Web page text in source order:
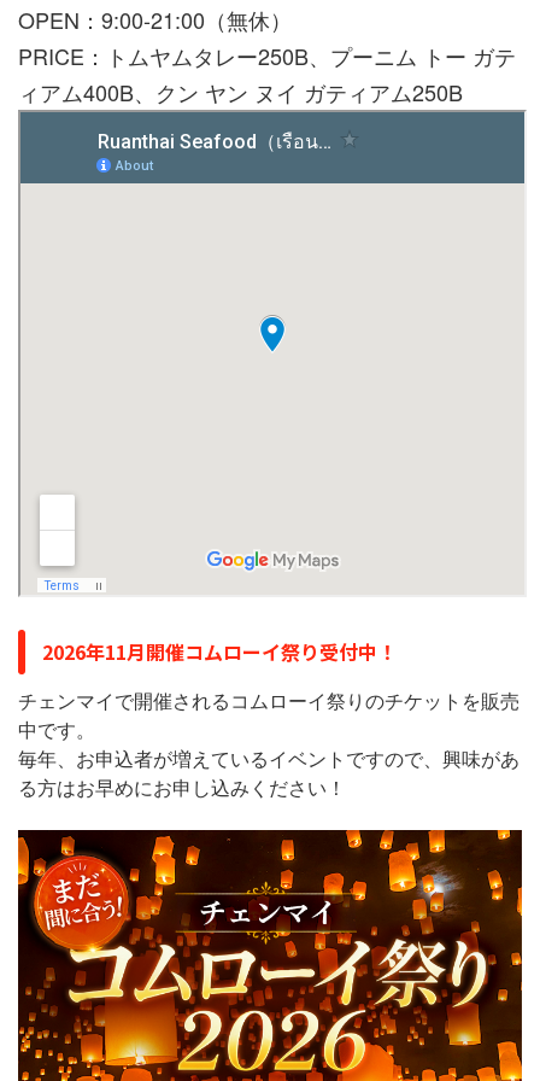
OPEN：9:00-21:00（無休）
PRICE：トムヤムタレー250B、プーニム トー ガテ
ィアム400B、クン ヤン ヌイ ガティアム250B
2026年11月開催コムローイ祭り受付中！
チェンマイで開催されるコムローイ祭りのチケットを販売
中です。
毎年、お申込者が増えているイベントですので、興味があ
る方はお早めにお申し込みください！